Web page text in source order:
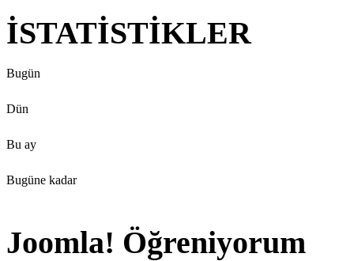
İSTATİSTİKLER
Bugün
Dün
Bu ay
Bugüne kadar
Joomla! Öğreniyorum